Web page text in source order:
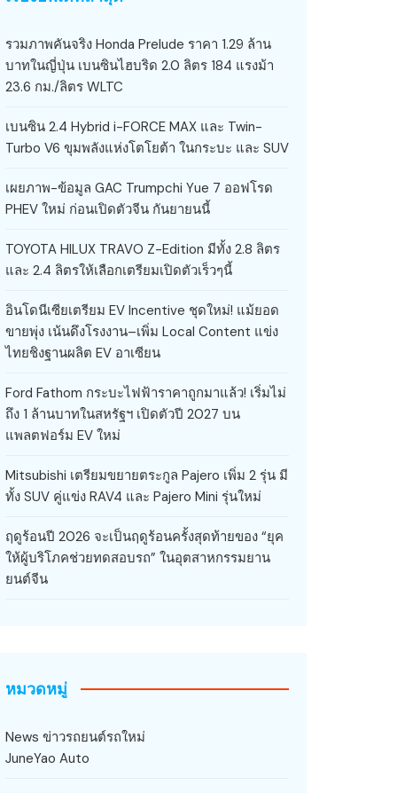
รวมภาพคันจริง Honda Prelude ราคา 1.29 ล้าน
บาทในญี่ปุ่น เบนซินไฮบริด 2.0 ลิตร 184 แรงม้า
23.6 กม./ลิตร WLTC
เบนซิน 2.4 Hybrid i-FORCE MAX และ Twin-
Turbo V6 ขุมพลังแห่งโตโยต้า ในกระบะ และ SUV
เผยภาพ-ข้อมูล GAC Trumpchi Yue 7 ออฟโรด
PHEV ใหม่ ก่อนเปิดตัวจีน กันยายนนี้
TOYOTA HILUX TRAVO Z-Edition มีทั้ง 2.8 ลิตร
และ 2.4 ลิตรให้เลือกเตรียมเปิดตัวเร็วๆนี้
อินโดนีเซียเตรียม EV Incentive ชุดใหม่! แม้ยอด
ขายพุ่ง เน้นดึงโรงงาน–เพิ่ม Local Content แข่ง
ไทยชิงฐานผลิต EV อาเซียน
Ford Fathom กระบะไฟฟ้าราคาถูกมาแล้ว! เริ่มไม่
ถึง 1 ล้านบาทในสหรัฐฯ เปิดตัวปี 2027 บน
แพลตฟอร์ม EV ใหม่
Mitsubishi เตรียมขยายตระกูล Pajero เพิ่ม 2 รุ่น มี
ทั้ง SUV คู่แข่ง RAV4 และ Pajero Mini รุ่นใหม่
ฤดูร้อนปี 2026 จะเป็นฤดูร้อนครั้งสุดท้ายของ “ยุค
ให้ผู้บริโภคช่วยทดสอบรถ” ในอุตสาหกรรมยาน
ยนต์จีน
หมวดหมู่
News ข่าวรถยนต์รถใหม่
JuneYao Auto